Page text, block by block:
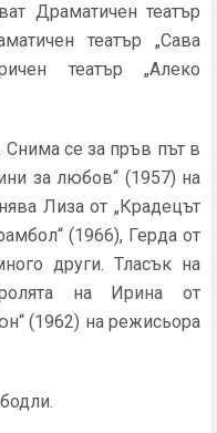
Драматичен театър
театър „Сава
театър „Алеко
Снима се за пръв път в
за любов“ (1957) на
Лиза от „Крадецът
(1966), Герда от
други. Тласък на
на Ирина от
(1962) на режисьора